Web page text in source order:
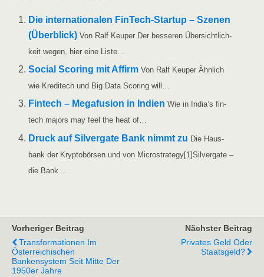
Die inter­na­tio­na­len Fin­­Tech-Star­t­up – Sze­nen
(Über­blick) Von Ralf Keu­per Der bes­se­ren Über­sicht­lich­
keit wegen, hier eine Liste…
Social Scoring mit Affirm Von Ralf Keu­per Ähn­lich
wie Kre­di­te­ch und Big Data Scoring will…
Fin­tech – Mega­fu­si­on in Indi­en Wie in India’s fin­
tech majors may feel the heat of…
Druck auf Sil­ver­ga­te Bank nimmt zu Die Haus­
bank der Kryp­to­bör­sen und von Microstra­tegy[1]Sil­ver­ga­te –
die Bank…
Vorheriger Beitrag
Transformationen Im
Österreichischen
Bankensystem Seit Mitte Der
1950er Jahre
Nächster Beitrag
Privates Geld Oder
Staatsgeld?